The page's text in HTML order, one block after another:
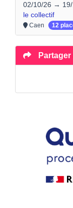
02/10/26 → 19/
le collectif
Caen 12